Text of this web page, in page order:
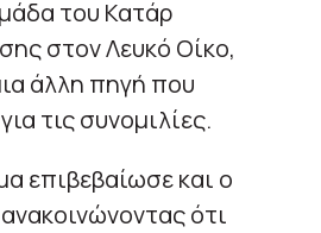
του Κατάρ
στον Λευκό Οίκο,
άλλη πηγή που
τις συνομιλίες.
επιβεβαίωσε και ο
ότι